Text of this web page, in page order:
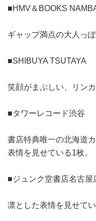
■HMV＆BOOKS
ギャップ満点の大人っ
■SHIBUYA TSUTAYA
笑顔がまぶしい、リン
■タワーレコード渋谷
書店特典唯一の北海道
表情を見せている1枚。
■ジュンク堂書店名古屋
凛とした表情を見せてい